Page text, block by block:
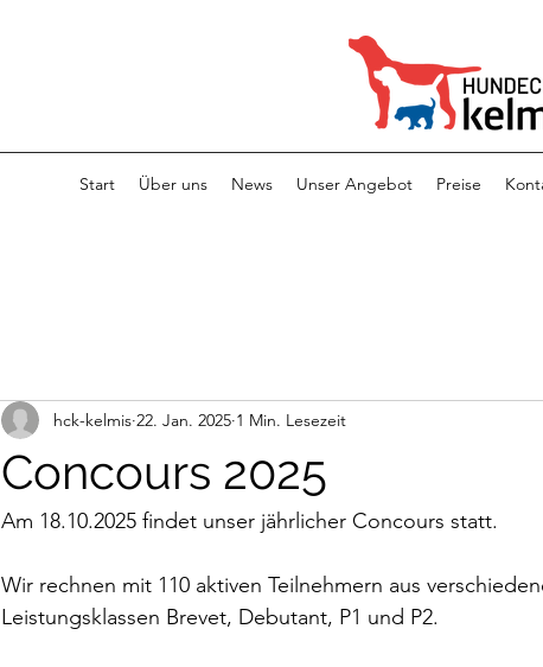
Start Über uns News Unser Angebot Preise
Concours 2025
hck-kelmis 22. Jan. 2025 1 Min. Lesezeit
Am 18.10.2025 findet unser jährlicher Concours statt.
Wir rechnen mit 110 aktiven Teilnehmern aus
Leistungsklassen Brevet, Debutant, P1 und P2.